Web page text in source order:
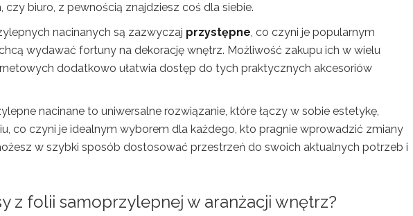
czy biuro, z pewnością znajdziesz coś dla siebie.
nacinanych są zazwyczaj przystępne, co czyni je popularnym
wydawać fortuny na dekorację wnętrz. Możliwość zakupu ich w wielu
dodatkowo ułatwia dostęp do tych praktycznych akcesoriów
nacinane to uniwersalne rozwiązanie, które łączy w sobie estetykę,
co czyni je idealnym wyborem dla każdego, kto pragnie wprowadzić zmiany
w szybki sposób dostosować przestrzeń do swoich aktualnych potrzeb i
z folii samoprzylepnej w aranżacji wnętrz?